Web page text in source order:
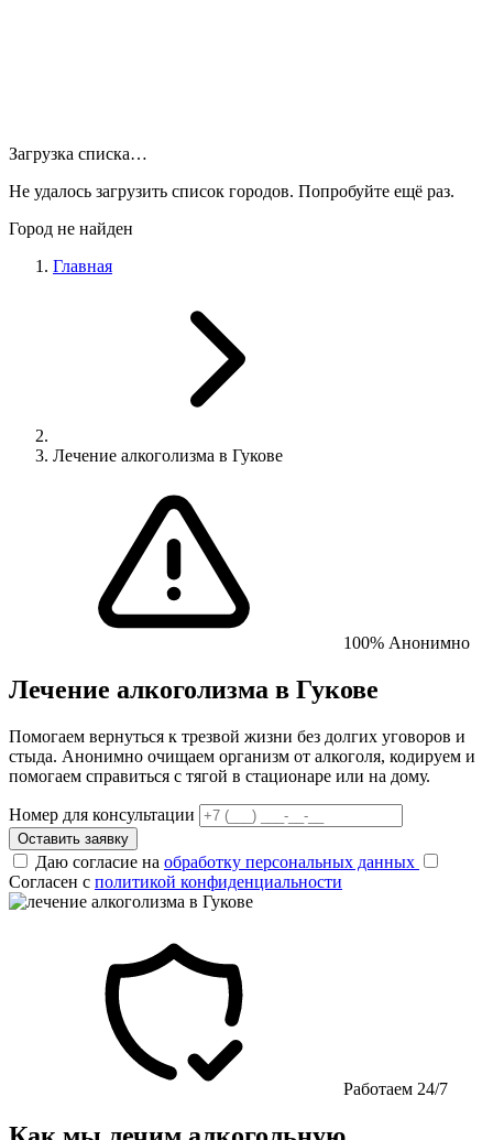
Загрузка списка…
Не удалось загрузить список городов. Попробуйте ещё раз.
Город не найден
Главная
Лечение алкоголизма в Гукове
100% Анонимно
Лечение алкоголизма в Гукове
Помогаем вернуться к трезвой жизни без долгих уговоров и
стыда. Анонимно очищаем организм от алкоголя, кодируем и
помогаем справиться с тягой в стационаре или на дому.
Номер для консультации
Оставить заявку
Даю согласие на обработку персональных данных
Согласен с политикой конфиденциальности
Работаем 24/7